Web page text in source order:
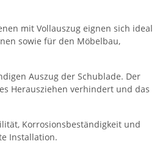
mit Vollauszug eignen sich ideal
sowie für den Möbelbau,
Auszug der Schublade. Der
Herausziehen verhindert und das
Korrosionsbeständigkeit und
Installation.